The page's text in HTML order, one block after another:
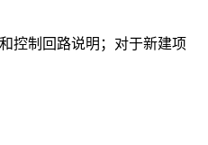
控制回路说明；对于新建项